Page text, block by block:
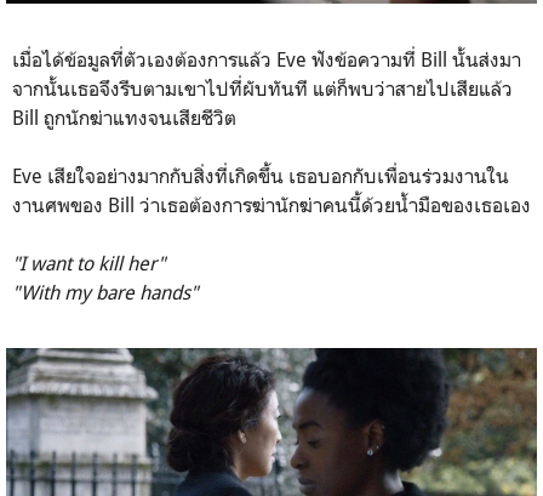
เมื่อได้ข้อมูลที่ตัวเองต้องการแล้ว Eve ฟังข้อความที่ Bill นั้นส่งมา
จากนั้นเธอจึงรีบตามเขาไปที่ผับทันที แต่ก็พบว่าสายไปเสียแล้ว
Bill ถูกนักฆ่าแทงจนเสียชีวิต
Eve เสียใจอย่างมากกับสิ่งที่เกิดขึ้น เธอบอกกับเพื่อนร่วมงานใน
งานศพของ Bill ว่าเธอต้องการฆ่านักฆ่าคนนี้ด้วยน้ำมือของเธอเอง
"I want to kill her"
"With my bare hands"